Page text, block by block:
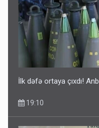
Media və Yayım
13:24
İlk dəfə ortaya çıxdı!
19:10